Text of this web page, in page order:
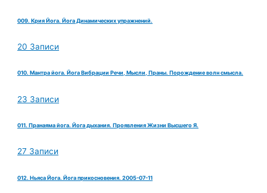
009. Крия Йога. Йога Динамических упражнений.
20 Записи
010. Мантра йога. Йога Вибрации Речи, Мысли, Праны. Порождение волн смысла.
23 Записи
011. Пранаяма йога. Йога дыхания. Проявления Жизни Высшего Я.
27 Записи
012. Ньяса Йога. Йога прикосновения. 2005-07-11